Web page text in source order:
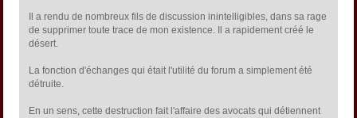
Il a rendu de nombreux fils de discussion inintelligibles, dans sa rage
de supprimer toute trace de mon existence. Il a rapidement créé le
désert.
La fonction d'échanges qui était l'utilité du forum a simplement été
détruite.
En un sens, cette destruction fait l'affaire des avocats qui détiennent